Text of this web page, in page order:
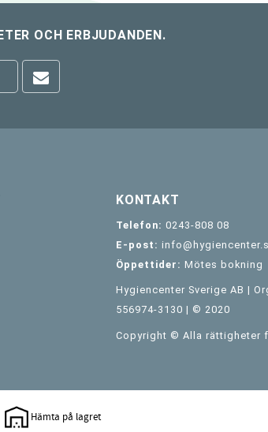
OCH ERBJUDANDEN.
KONTAKT
Telefon: 0243-808 08
E-post:
Öppettider: Mötes bokning
Hygiencenter Sverige AB |
556974-3130 | © 2020
Copyright © Alla rättigheter
Hämta på lagret